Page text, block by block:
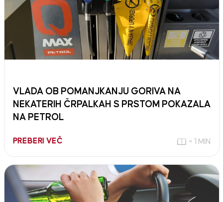
VLADA OB POMANJKANJU GORIVA NA
NEKATERIH ČRPALKAH S PRSTOM POKAZALA
NA PETROL
PREBERI VEČ < 1 MIN